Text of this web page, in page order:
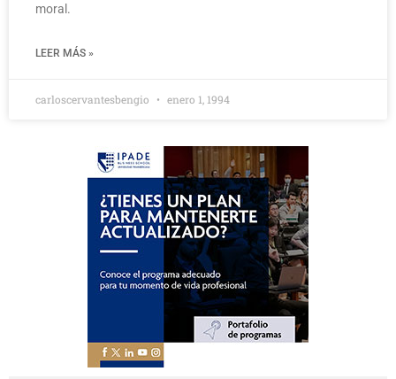
moral.
LEER MÁS »
carloscervantesbengio enero 1, 1994